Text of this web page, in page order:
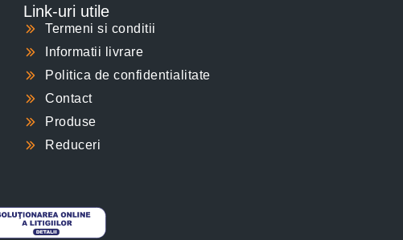
Link-uri utile
Termeni si conditii
Informatii livrare
Politica de confidentialitate
Contact
Produse
Reduceri